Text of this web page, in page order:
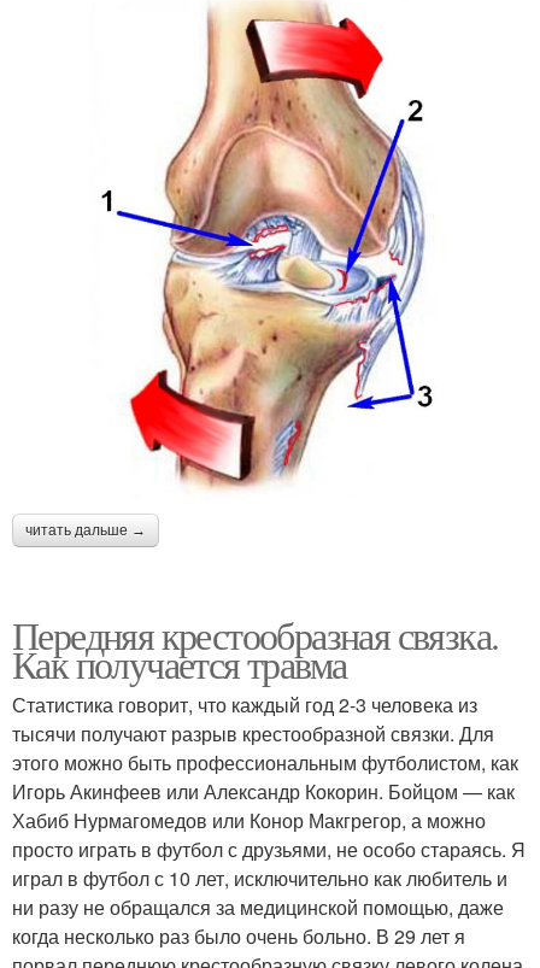
читать дальше →
Передняя крестообразная связка.
Как получается травма
Статистика говорит, что каждый год 2-3 человека из
тысячи получают разрыв крестообразной связки. Для
этого можно быть профессиональным футболистом, как
Игорь Акинфеев или Александр Кокорин. Бойцом — как
Хабиб Нурмагомедов или Конор Макгрегор, а можно
просто играть в футбол с друзьями, не особо стараясь. Я
играл в футбол с 10 лет, исключительно как любитель и
ни разу не обращался за медицинской помощью, даже
когда несколько раз было очень больно. В 29 лет я